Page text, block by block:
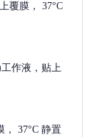
覆膜， 37°C
工作液，贴上
， 37°C 静置